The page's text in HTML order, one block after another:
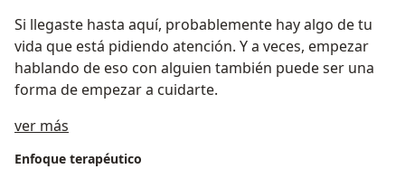
Si llegaste hasta aquí, probablemente hay algo de tu
vida que está pidiendo atención. Y a veces, empezar
hablando de eso con alguien también puede ser una
forma de empezar a cuidarte.
ver más
Enfoque terapéutico